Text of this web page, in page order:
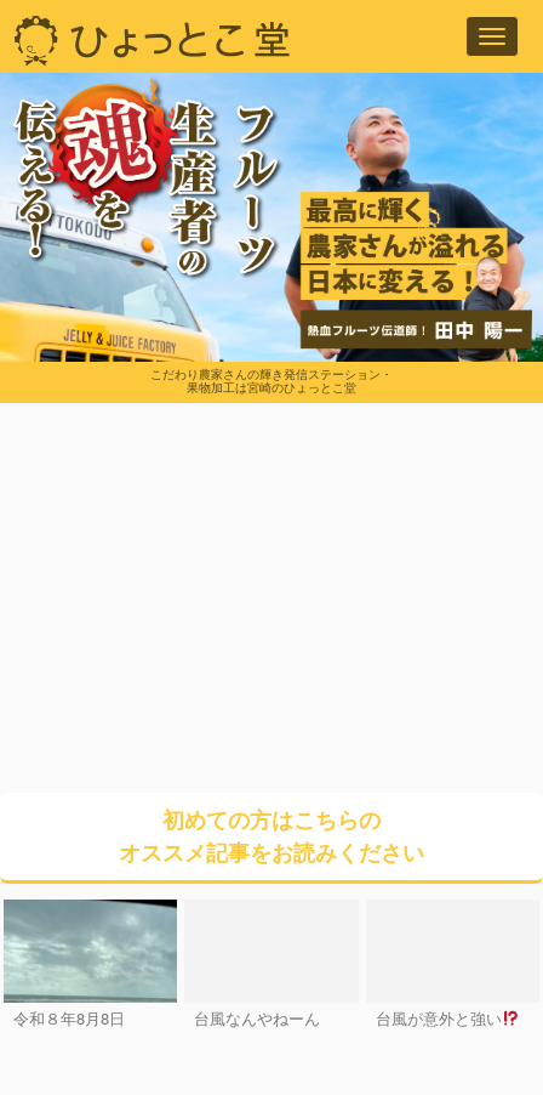
こだわり農家さんの輝き発信ステーション・
果物加工は宮崎のひょっとこ堂
初めての方はこちらの
オススメ記事をお読みください
令和８年8月8日 台風なんやねーん 台風が意外と強い